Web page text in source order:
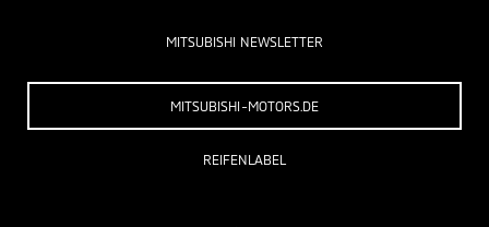
MITSUBISHI NEWSLETTER
MITSUBISHI-MOTORS.DE
REIFENLABEL